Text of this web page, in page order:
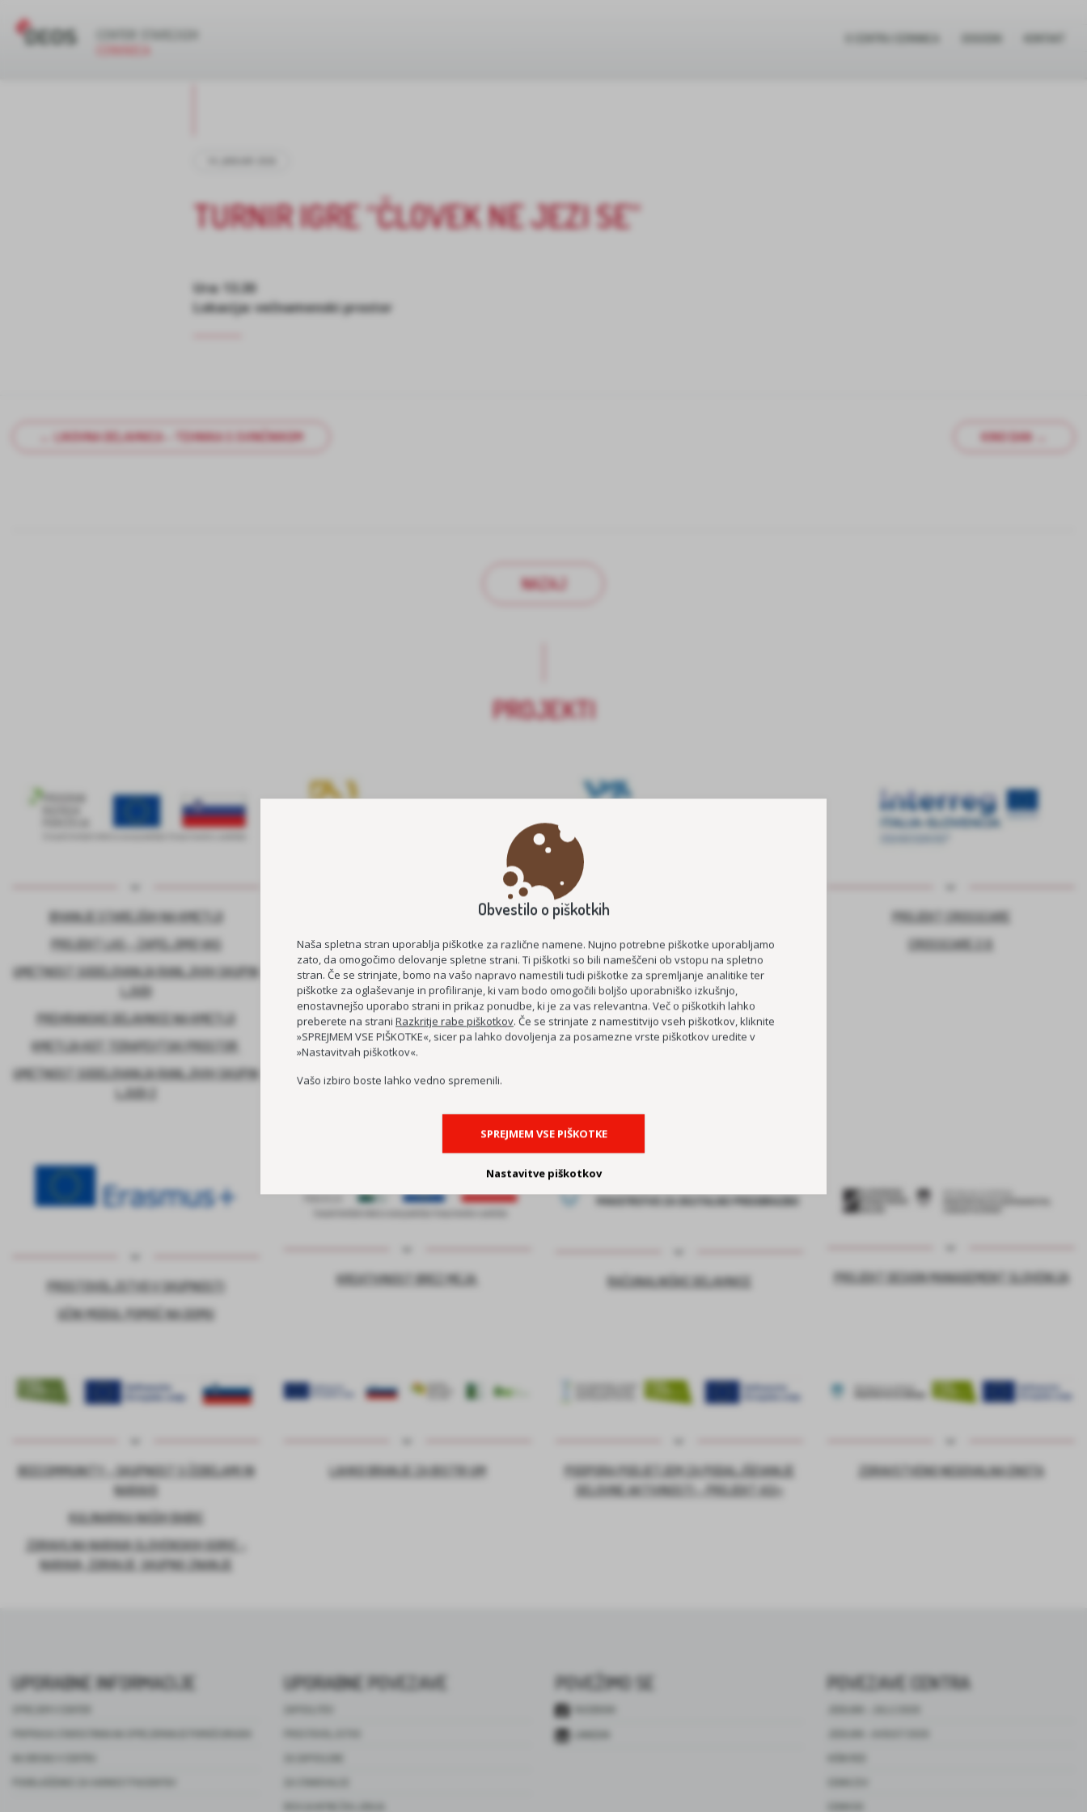
O CENTRU CERKNICA
TURNIR IGRE “ČLOVEK NE JEZI SE”
Ura: 13.30
Lokacija: večnamenski prostor
← LIKOVNA DELAVNICA – TEHNIKA S SVINČNIKOM KINO DAN →
NAZAJ
PROJEKTI
BIVANJE STAREJŠIH NA KMETIJI
PROJEKT LAS – ZAPELJIMO VAS
UMETNOST SODELOVANJA RANLJIVIH SKUPIN
LJUDI
PREHRANSKE DELAVNICE NA KMETIJI
KMETIJA KOT TERAPEVTSKI PROSTOR
UMETNOST SODELOVANJA RANLJIVIH SKUPIN
LJUDI 2
KADROVSKE ŠTIPENDIJE 2026/2027
KOC AS
MEDGENERACIJSKO POVEZOVANJE ZA VARNO
STAROST
ČUTIM – ŽIVIM
DEMENCI PRIJAZNA TOČKA
MEDGENERACIJSKO SREDIŠČE PRI OŠ HORJUL
MREŽA BREZPLAČNIH E-PREVOZOV
PROJEKT CROSSCARE
CROSSCARE 2.0
PROSTOVOLJSTVO V SKUPNOSTI
UČNI MODUL POMOČ NA DOMU
KREATIVNOST BREZ MEJA RAČUNALNIŠKE DELAVNICE PROJEKT DESIGN MANAGEMENT SLOVENIJA
BEECOMMUNITY – SKUPNOST S ČEBELAMI IN
NARAVO
KULINARIKA NAŠIH BABIC
ZDRAVILNA NARAVA SLOVENSKIH GORIC –
NARAVA, ZDRAVJE, SKUPNO ZNANJE
LAHKO BRANJE ZA BISTRI UM
PODPORA PODJETJEM ZA PODALJŠEVANJE
DELOVNE AKTIVNOSTI – PROJEKT ASI+
ZDRAVSTVENO NEGOVALNA ENOTA
UPORABNE INFORMACIJE UPORABNE POVEZAVE POVEŽIMO SE
FACEBOOK
POVEZAVE CENTRA
Obvestilo o piškotkih
Naša spletna stran uporablja piškotke za različne namene. Nujno potrebne piškotke uporabljamo
zato, da omogočimo delovanje spletne strani. Ti piškotki so bili nameščeni ob vstopu na spletno
stran. Če se strinjate, bomo na vašo napravo namestili tudi piškotke za spremljanje analitike ter
piškotke za oglaševanje in profiliranje, ki vam bodo omogočili boljšo uporabniško izkušnjo,
enostavnejšo uporabo strani in prikaz ponudbe, ki je za vas relevantna. Več o piškotkih lahko
preberete na strani Razkritje rabe piškotkov. Če se strinjate z namestitvijo vseh piškotkov, kliknite
»SPREJMEM VSE PIŠKOTKE«, sicer pa lahko dovoljenja za posamezne vrste piškotkov uredite v
»Nastavitvah piškotkov«.
Vašo izbiro boste lahko vedno spremenili.
SPREJMEM VSE PIŠKOTKE
Nastavitve piškotkov